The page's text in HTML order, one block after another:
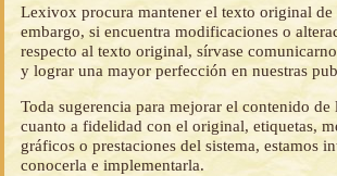
Lexivox procura mantener el texto original de
embargo, si encuentra modificaciones o
respecto al texto original, sírvase
y lograr una mayor perfección en nuestras
Toda sugerencia para mejorar el contenido de
cuanto a fidelidad con el original, etiquetas,
gráficos o prestaciones del sistema, estamos
conocerla e implementarla.